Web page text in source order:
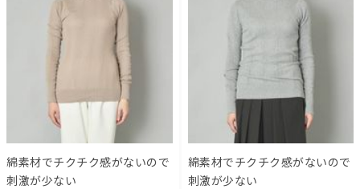
綿素材でチクチク感がないので
刺激が少ない
綿素材でチクチク感がないので
刺激が少ない